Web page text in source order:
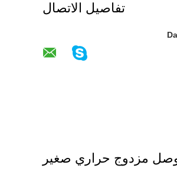
تفاصيل الاتصال
مزدوج حراري صغير